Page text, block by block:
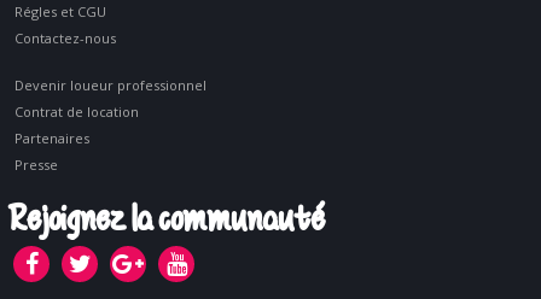
Régles et CGU
Contactez-nous
Devenir loueur professionnel
Contrat de location
Partenaires
Presse
Rejoignez la communauté